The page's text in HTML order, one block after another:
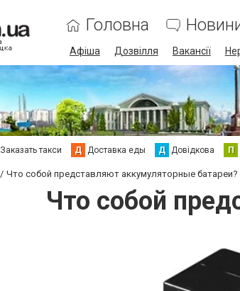
Головна
Афіша Дозвілля Вакансії
Заказать такси Д Доставка еды Д Довідкова П
Что собой представляют аккумуляторные батареи?
Что собой